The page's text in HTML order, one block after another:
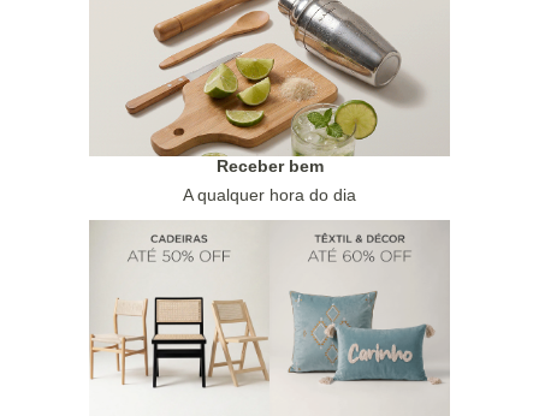
Receber bem
A qualquer hora do dia